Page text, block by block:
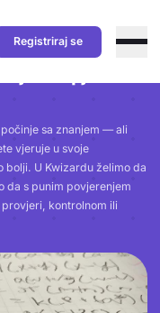
Registriraj se
sa znanjem — ali
vjeruje u svoje
bolji. U Kwizardu želimo da
da s punim povjerenjem
kontrolnom ili